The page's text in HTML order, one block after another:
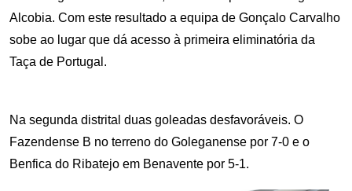
Alcobia. Com este resultado a equipa de Gonçalo Carvalho
sobe ao lugar que dá acesso à primeira eliminatória da
Taça de Portugal.
Na segunda distrital duas goleadas desfavoráveis. O
Fazendense B no terreno do Goleganense por 7-0 e o
Benfica do Ribatejo em Benavente por 5-1.